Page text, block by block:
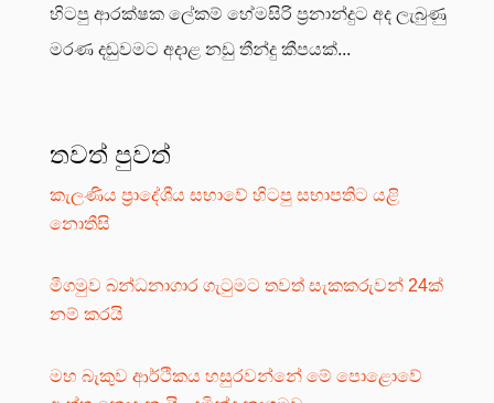
හිටපු ආරක්ෂක ලේකම් හේමසිරි ප්‍රනාන්දුට අද ලැබුණු
මරණ දඬුවමට අදාළ නඩු තීන්දු කීපයක්...
තවත් පුවත්
කැලණිය ප්‍රාදේශීය සභාවේ හිටපු සභාපතිට යළි
නොතීසි
මීගමුව බන්ධනාගාර ගැටුමට තවත් සැකකරුවන් 24ක්
නම් කරයි
මහ බැකුව ආර්ථිකය හසුරවන්නේ මේ පොළොවේ